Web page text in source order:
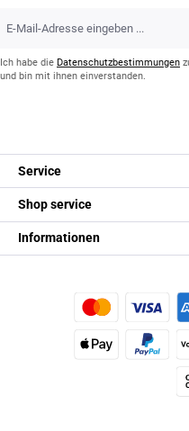
Mail-
*Ich habe die Datenschutzbestimmungen
und bin mit ihnen einverstanden.
Service
Shop service
Informationen
Kredit-